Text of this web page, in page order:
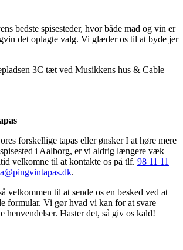
bedste spisesteder, hvor både mad og vin er
det oplagte valg. Vi glæder os til at byde jer
3C tæt ved Musikkens hus & Cable
forskellige tapas eller ønsker I at høre mere
i Aalborg, er vi aldrig længere væk
velkomne til at kontakte os på tlf. 98 11 11
.
velkommen til at sende os en besked ved at
formular. Vi gør hvad vi kan for at svare
henvendelser. Haster det, så giv os kald!